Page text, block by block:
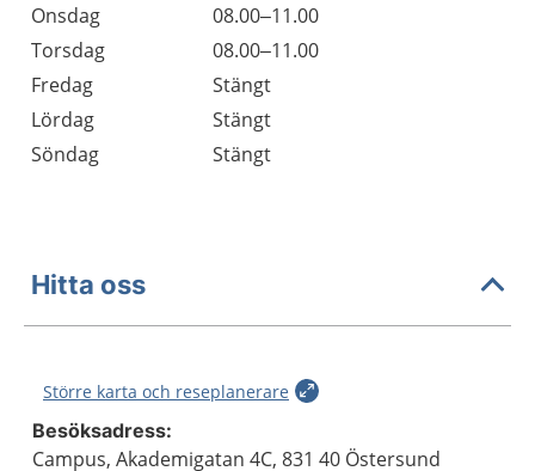
Onsdag
08.00–11.00
Torsdag
08.00–11.00
Fredag
Stängt
Lördag
Stängt
Söndag
Stängt
Hitta oss
Större karta och reseplanerare
Besöksadress:
Campus, Akademigatan 4C, 831 40 Östersund